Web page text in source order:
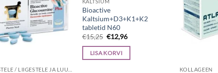
Bioactive
Kaltsium+D3+K1+K2
tabletid N60
€15,25 Algne
hind
oli:
€15,25.
€12,96Current
is:
LISA KORVI
KOLLAGEEN